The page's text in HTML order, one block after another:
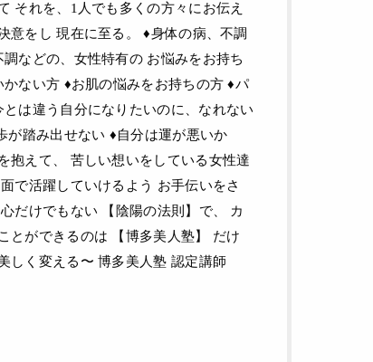
それを、1人でも多くの方々にお伝え
意をし 現在に至る。 ♦身体の病、不調
などの、女性特有の お悩みをお持ち
ない方 ♦お肌の悩みをお持ちの方 ♦パ
は違う自分になりたいのに、なれない
が踏み出せない ♦自分は運が悪いか
抱えて、 苦しい想いをしている女性達
で活躍していけるよう お手伝いをさ
だけでもない 【陰陽の法則】で、 カ
とができるのは 【博多美人塾】 だけ
しく変える〜 博多美人塾 認定講師